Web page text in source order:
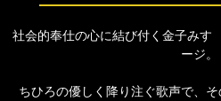
社会的奉仕の心に結び付く金子みす
ージ。
ちひろの優しく降り注ぐ歌声で、